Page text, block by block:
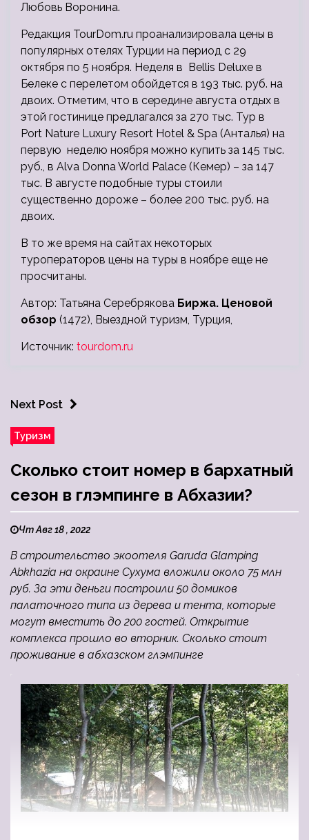
Любовь Воронина.
Редакция TourDom.ru проанализировала цены в
популярных отелях Турции на период с 29
октября по 5 ноября. Неделя в Bellis Deluxe в
Белеке с перелетом обойдется в 193 тыс. руб. на
двоих. Отметим, что в середине августа отдых в
этой гостинице предлагался за 270 тыс. Тур в
Port Nature Luxury Resort Hotel & Spa (Анталья) на
первую неделю ноября можно купить за 145 тыс.
руб., в Alva Donna World Palace (Кемер) – за 147
тыс. В августе подобные туры стоили
существенно дороже – более 200 тыс. руб. на
двоих.
В то же время на сайтах некоторых
туроператоров цены на туры в ноябре еще не
просчитаны.
Автор: Татьяна Серебрякова Биржа. Ценовой
обзор (1472), Выездной туризм, Турция,
Источник: tourdom.ru
Next Post
Туризм
Сколько стоит номер в бархатный
сезон в глэмпинге в Абхазии?
Чт Авг 18 , 2022
В строительство экоотеля Garuda Glamping
Abkhazia на окраине Сухума вложили около 75 млн
руб. За эти деньги построили 50 домиков
палаточного типа из дерева и тента, которые
могут вместить до 200 гостей. Открытие
комплекса прошло во вторник. Сколько стоит
проживание в абхазском глэмпинге